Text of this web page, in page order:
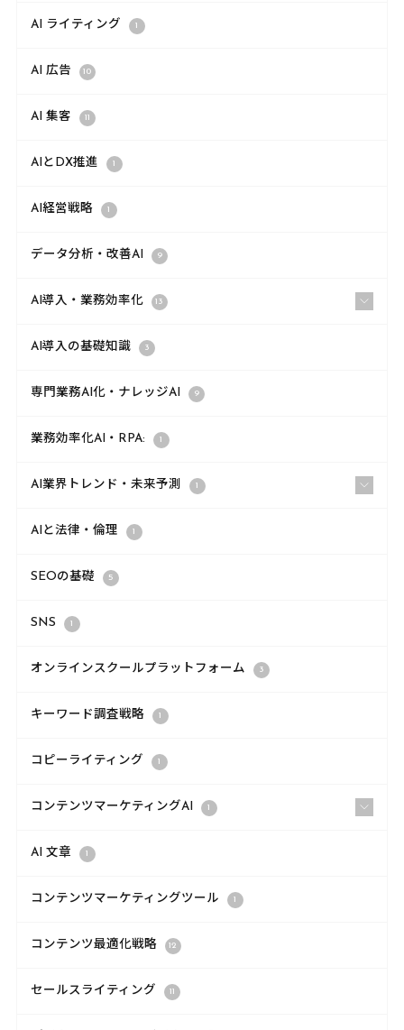
AI ライティング 1
AI 広告 10
AI 集客 11
AIとDX推進 1
AI経営戦略 1
データ分析・改善AI 9
AI導入・業務効率化 13
AI導入の基礎知識 3
専門業務AI化・ナレッジAI 9
業務効率化AI・RPA: 1
AI業界トレンド・未来予測 1
AIと法律・倫理 1
SEOの基礎 5
SNS 1
オンラインスクールプラットフォーム 3
キーワード調査戦略 1
コピーライティング 1
コンテンツマーケティングAI 1
AI 文章 1
コンテンツマーケティングツール 1
コンテンツ最適化戦略 12
セールスライティング 11